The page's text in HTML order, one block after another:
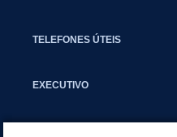
TELEFONES ÚTEIS
EXECUTIVO